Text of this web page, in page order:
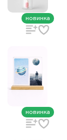
новинка
новинка